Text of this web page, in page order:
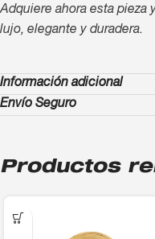
Adquiere ahora esta pieza
lujo, elegante y duradera.
Información adicional
Envío Seguro
Productos